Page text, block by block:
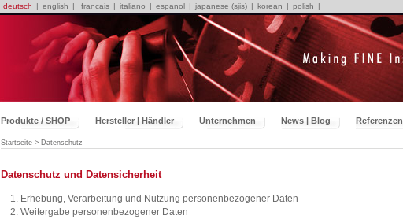
deutsch | english | francais | italiano | espanol | japanese (sjis) | korean | polish |
Produkte / SHOP Hersteller | Händler Unternehmen News | Blog Referenzen
Startseite > Datenschutz
Datenschutz und Datensicherheit
Erhebung, Verarbeitung und Nutzung personenbezogener Daten
Weitergabe personenbezogener Daten